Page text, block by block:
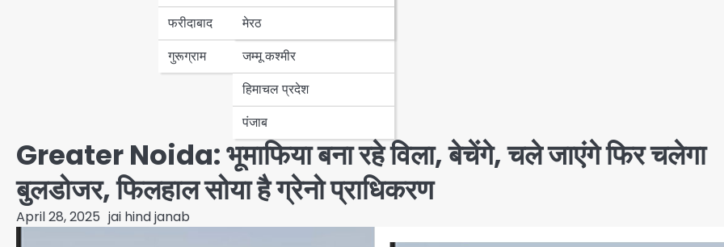
फरीदाबाद
गुरूग्राम
मेरठ
हरियाणा
जम्मू कश्मीर
हिमाचल प्रदेश
पंजाब
Greater Noida: भूमाफिया बना रहे विला, बेचेंगे, चले जाएंगे फिर चलेगा
बुलडोजर, फिलहाल सोया है ग्रेनो प्राधिकरण
April 28, 2025 jai hind janab